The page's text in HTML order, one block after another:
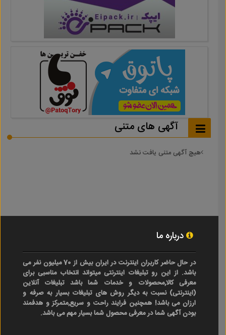
آگهی های متنی
هیچ آگهی متنی یافت نشد
درباره ما
در حال حاضر کاربران اینترنت در ایران بیش از 70 میلیون نفر می
باشد. از این رو تبلیغات اینترنتی میتواند انتخاب مناسبی برای
معرفی کالا,محصولات و خدمات شما باشد تبلیغات آنلاین
(اینترنتی) نسبت به دیگر روش های تبلیغات بسیار به صرفه و
ارزان می باشد! همچنین فرایند راحت و سریع,متمرکز و هدفمند
بودن آگهی شما در معرفی محصول شما بسیار مهم می باشد.